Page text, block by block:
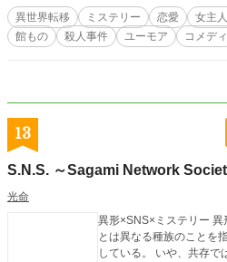
かされて、連続殺人事件に巻き込まれて、
なって現実に戻ってくるお話です。 9つのサイトに載せる予定です。そういう
ことしたくなっちゃったんです。ごめんなさ
異世界転移 ミステリー 恋愛 女主
館もの
殺人事件 ユーモア コメディ
13
S.N.S. ～Sagami Network
光命
異形×SNS×ミステリー 異形とは妖怪、怪物、異星人など、人
とは異なる種族のことを
している。 いや、共存で